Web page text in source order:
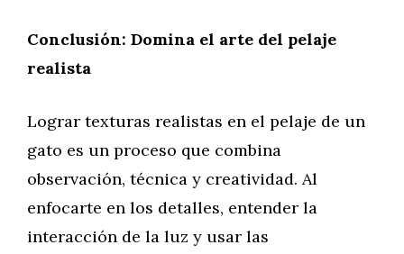
Conclusión: Domina el arte del pelaje
realista
Lograr texturas realistas en el pelaje de un
gato es un proceso que combina
observación, técnica y creatividad. Al
enfocarte en los detalles, entender la
interacción de la luz y usar las